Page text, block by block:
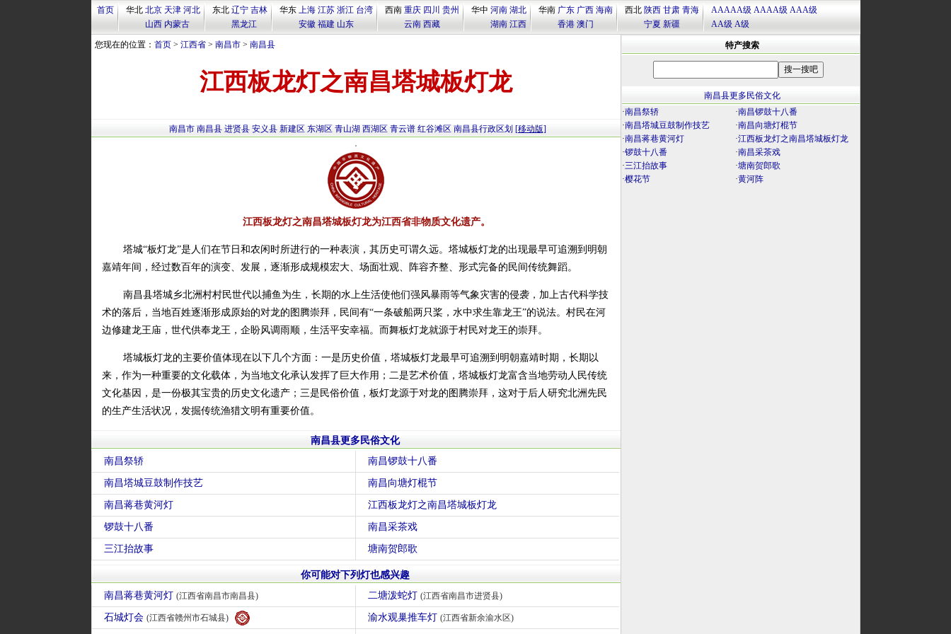
首页 华北 北京 天津 河北
山西 内蒙古
东北 辽宁 吉林
黑龙江
华东 上海 江苏 浙江 台湾
安徽 福建 山东
西南 重庆 四川 贵州
云南 西藏
华中 河南 湖北
湖南 江西
华南 广东 广西 海南
香港 澳门
西北 陕西 甘肃 青海
宁夏 新疆
AAAAA级 AAAA级 AAA级
AA级 A级
您现在的位置： 首页> 江西省> 南昌市> 南昌县
江西板龙灯之南昌塔城板灯龙
南昌市 南昌县 进贤县 安义县 新建区 东湖区 青山湖 西湖区 青云谱 红谷滩区 南昌县行政区划 [移动版]
江西板龙灯之南昌塔城板灯龙为江西省非物质文化遗产。
塔城“板灯龙”是人们在节日和农闲时所进行的一种表演，其历史可谓久远。塔城板灯龙的出现最早可追溯到明朝
嘉靖年间，经过数百年的演变、发展，逐渐形成规模宏大、场面壮观、阵容齐整、形式完备的民间传统舞蹈。
南昌县塔城乡北洲村村民世代以捕鱼为生，长期的水上生活使他们强风暴雨等气象灾害的侵袭，加上古代科学技
术的落后，当地百姓逐渐形成原始的对龙的图腾崇拜，民间有“一条破船两只桨，水中求生靠龙王”的说法。村民在河
边修建龙王庙，世代供奉龙王，企盼风调雨顺，生活平安幸福。而舞板灯龙就源于村民对龙王的崇拜。
塔城板灯龙的主要价值体现在以下几个方面：一是历史价值，塔城板灯龙最早可追溯到明朝嘉靖时期，长期以
来，作为一种重要的文化载体，为当地文化承认发挥了巨大作用；二是艺术价值，塔城板灯龙富含当地劳动人民传统
文化基因，是一份极其宝贵的历史文化遗产；三是民俗价值，板灯龙源于对龙的图腾崇拜，这对于后人研究北洲先民
的生产生活状况，发掘传统渔猎文明有重要价值。
南昌县更多民俗文化
南昌祭轿
南昌锣鼓十八番
南昌塔城豆鼓制作技艺 南昌向塘灯棍节
南昌蒋巷黄河灯 江西板龙灯之南昌塔城板灯龙
锣鼓十八番 南昌采茶戏
三江抬故事 塘南贺郎歌
你可能对下列灯也感兴趣
南昌蒋巷黄河灯 (江西省南昌市南昌县) 二塘泼蛇灯 (江西省南昌市进贤县)
石城灯会 (江西省赣州市石城县) 渝水观巢推车灯 (江西省新余渝水区)
特产搜索
南昌县更多民俗文化
·南昌祭轿 ·南昌锣鼓十八番
·南昌塔城豆鼓制作技艺 ·南昌向塘灯棍节
·南昌蒋巷黄河灯 ·江西板龙灯之南昌塔城板灯龙
·锣鼓十八番 ·南昌采茶戏
·三江抬故事 ·塘南贺郎歌
·樱花节 ·黄河阵